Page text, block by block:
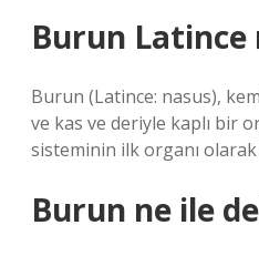
Burun Latince
Burun (Latince: nasus),
ve kas ve deriyle kaplı bir
sisteminin ilk organı
Burun ne ile